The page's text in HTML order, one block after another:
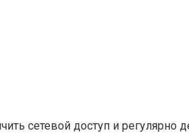
сетевой доступ и регулярно